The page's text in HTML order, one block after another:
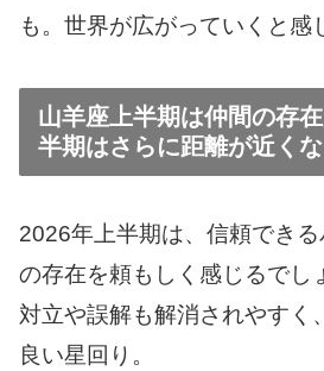
も。世界が広がっていくと感
山羊座上半期は仲間の存
半期はさらに距離が近く
2026年上半期は、信頼でき
の存在を頼もしく感じるでし
対立や誤解も解消されやすく
良い星回り。